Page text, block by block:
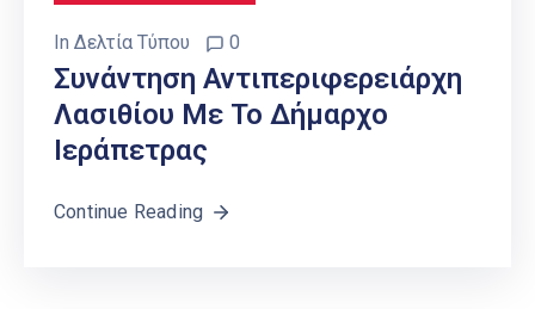
In Δελτία Τύπου 0
Συνάντηση Αντιπεριφερειάρχη
Λασιθίου Με Το Δήμαρχο
Ιεράπετρας
Continue Reading